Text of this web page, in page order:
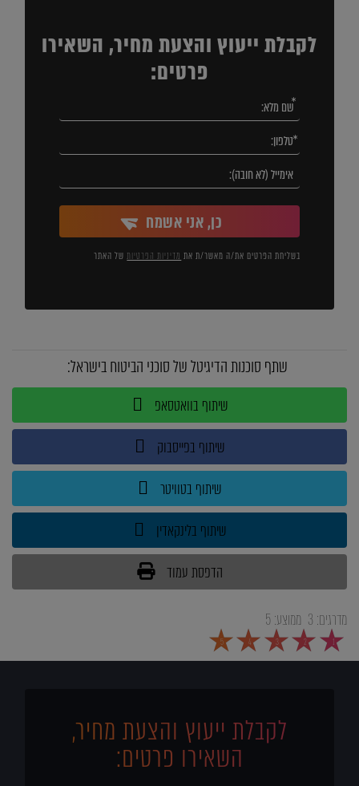
לקבלת ייעוץ והצעת מחיר, השאירו
פרטים:
כן, אני אשמח
בשליחת הפרטים את/ה מאשר/ת את מדיניות הפרטיותשל האתר
שתף סוכנות הדיגיטל של סוכני הביטוח בישראל:
שיתוף בוואטסאפ
שיתוף בפייסבוק
שיתוף בטוויטר
שיתוף בלינקאדין
הדפסת עמוד
מדרגים: 3 ממוצע:5
1
2
3
4
5
לקבלת ייעוץ והצעת מחיר,
השאירו פרטים: